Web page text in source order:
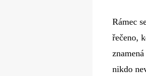
Rámec
řečeno,
nikdo